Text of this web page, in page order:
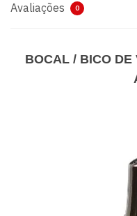
Avaliações 0
BOCAL / BICO DE